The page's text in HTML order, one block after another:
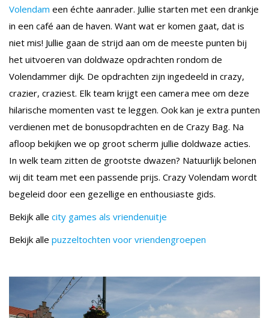
Volendam een échte aanrader. Jullie starten met een drankje
in een café aan de haven. Want wat er komen gaat, dat is
niet mis! Jullie gaan de strijd aan om de meeste punten bij
het uitvoeren van doldwaze opdrachten rondom de
Volendammer dijk. De opdrachten zijn ingedeeld in crazy,
crazier, craziest. Elk team krijgt een camera mee om deze
hilarische momenten vast te leggen. Ook kan je extra punten
verdienen met de bonusopdrachten en de Crazy Bag. Na
afloop bekijken we op groot scherm jullie doldwaze acties.
In welk team zitten de grootste dwazen? Natuurlijk belonen
wij dit team met een passende prijs. Crazy Volendam wordt
begeleid door een gezellige en enthousiaste gids.
Bekijk alle city games als vriendenuitje
Bekijk alle puzzeltochten voor vriendengroepen